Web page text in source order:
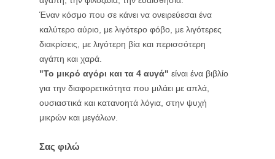
Έναν κόσμο που σε κάνει να ονειρεύεσαι ένα
καλύτερο αύριο, με λιγότερο φόβο, με λιγότερες
διακρίσεις, με λιγότερη βία και περισσότερη
αγάπη και χαρά.
"Το μικρό αγόρι και τα 4 αυγά" είναι ένα βιβλίο
για την διαφορετικότητα που μιλάει με απλά,
ουσιαστικά και κατανοητά λόγια, στην ψυχή
μικρών και μεγάλων.
Σας φιλώ